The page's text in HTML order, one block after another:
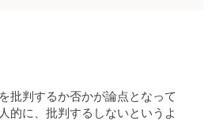
批判するか否かが論点となって
的に、批判するしないというよ